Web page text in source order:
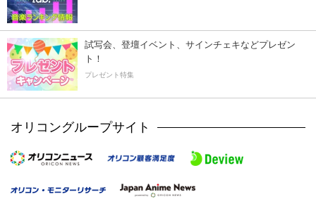
試写会、登壇イベント、サインチェキなどプレゼン
ト！
プレゼント特集
オリコングループサイト